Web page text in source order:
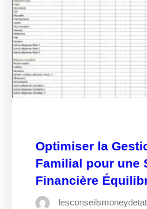
Optimiser la
Familial pour une
Financière